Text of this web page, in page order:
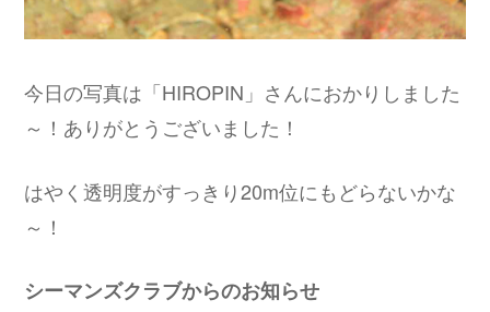
今日の写真は「HIROPIN」さんにおかりしました
～！ありがとうございました！
はやく透明度がすっきり20m位にもどらないかな
～！
シーマンズクラブからのお知らせ